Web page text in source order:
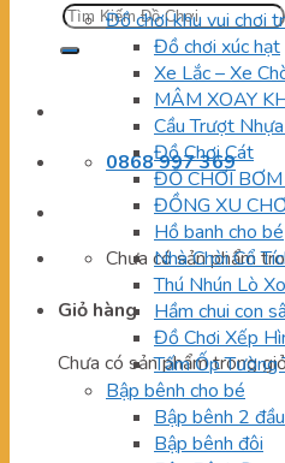
Tìm
kiếm:
0868 997 369
Chưa có sản phẩm
Giỏ hàng
Chưa có sản phẩm trong
Đồ chơi khu vui chơi
Đồ chơi xúc hạt
Xe Lắc – Xe
MÂM XOAY
Cầu Trượt
Đồ Chơi Cát
ĐỒ CHƠI
ĐỒNG XU
Hồ banh cho bé
Nhà Chòi Cổ
Thú Nhún Lò Xo
Hầm chui con
Đồ Chơi Xếp
Tấm Ốp Tường
Bập bênh cho bé
Bập bênh 2 đầu
Bập bênh đôi